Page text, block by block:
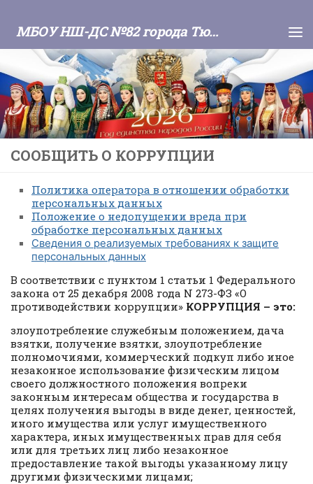
МБОУ НШ-ДС №82 города Тюмени
СООБЩИТЬ О КОРРУПЦИИ
Политика оператора в отношении обработки
персональных данных
Положение о недопущении вреда при
обработке персональных данных
Сведения о реализуемых требованиях к защите
персональных данных
В соответствии с пунктом 1 статьи 1 Федерального
закона от 25 декабря 2008 года N 273-ФЗ «О
противодействии коррупции» КОРРУПЦИЯ – это:
злоупотребление служебным положением, дача
взятки, получение взятки, злоупотребление
полномочиями, коммерческий подкуп либо иное
незаконное использование физическим лицом
своего должностного положения вопреки
законным интересам общества и государства в
целях получения выгоды в виде денег, ценностей,
иного имущества или услуг имущественного
характера, иных имущественных прав для себя
или для третьих лиц либо незаконное
предоставление такой выгоды указанному лицу
другими физическими лицами;